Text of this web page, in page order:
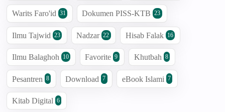
Warits Faro'id 31 Dokumen PISS-KTB 23
Ilmu Tajwid 23 Nadzar 22 Hisab Falak 16
Ilmu Balaghoh 10 Favorite 9 Khutbah 8
Pesantren 8 Download 7 eBook Islami 7
Kitab Digital 6